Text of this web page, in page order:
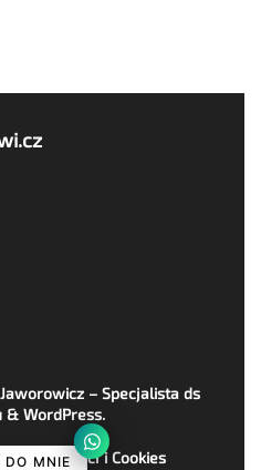
– Specjalista ds
& WordPress.
Prywatności i Cookies
DO MNIE